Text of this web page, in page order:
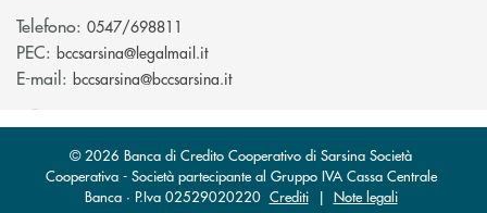
Telefono: 0547/698811
PEC: bccsarsina@legalmail.it(si apre l’app di posta elettronica)
E-mail: bccsarsina@bccsarsina.it(si apre l’app di posta elettronica)
© 2026 Banca di Credito Cooperativo di Sarsina Società
Cooperativa - Società partecipante al Gruppo IVA Cassa Centrale
Banca · P.Iva 02529020220 Crediti| Note legali